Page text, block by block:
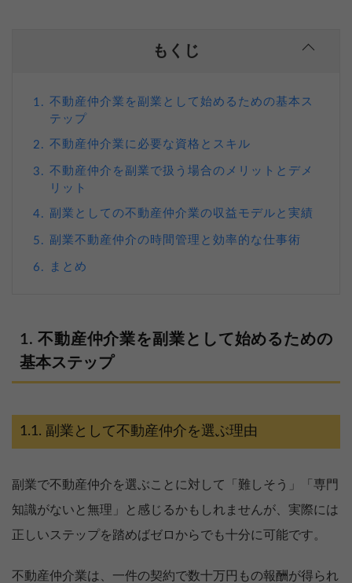
もくじ
1. 不動産仲介業を副業として始めるための基本ス
テップ
2. 不動産仲介業に必要な資格とスキル
3. 不動産仲介を副業で扱う場合のメリットとデメ
リット
4. 副業としての不動産仲介業の収益モデルと実績
5. 副業不動産仲介の時間管理と効率的な仕事術
6. まとめ
不動産仲介業を副業として始めるための
基本ステップ
副業として不動産仲介を選ぶ理由
副業で不動産仲介を選ぶことに対して「難しそう」「専門
知識がないと無理」と感じるかもしれませんが、実際には
正しいステップを踏めばゼロからでも十分に可能です。
不動産仲介業は、一件の契約で数十万円もの報酬が得られ